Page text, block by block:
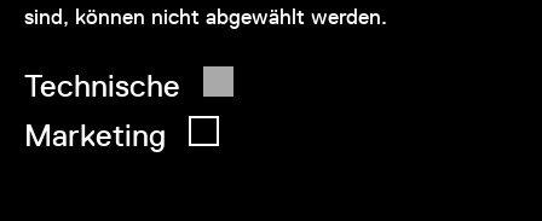
sind, können nicht abgewählt werden.
Technische
Marketing
© 2026 Wien Museum